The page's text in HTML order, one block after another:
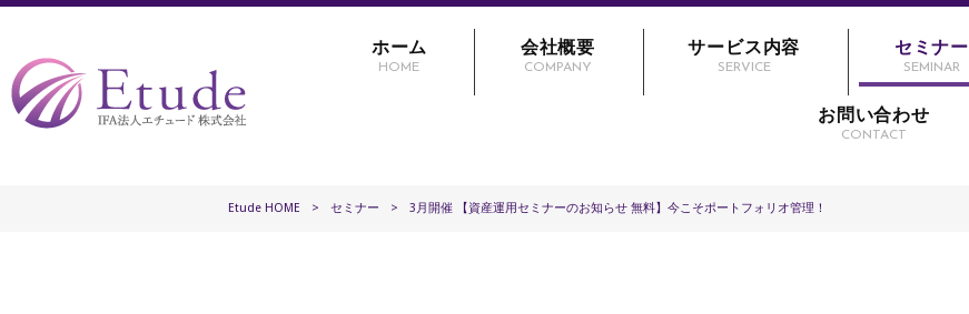
ホーム
HOME
会社概要
COMPANY
サービス内容
SERVICE
セミナー
SEMINAR
お問い合わせ
CONTACT
Etude HOME > セミナー > 3月開催 【資産運用セミナーのお知らせ 無料】今こそポートフォリオ管理！